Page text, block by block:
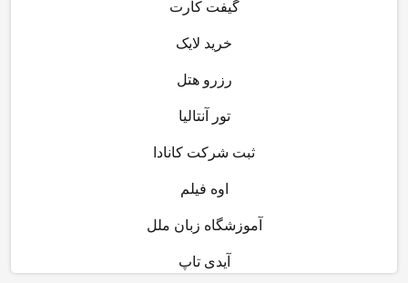
گیفت کارت
خرید لایک
رزرو هتل
تور آنتالیا
ثبت شرکت کانادا
اوه فیلم
آموزشگاه زبان ملل
آیدی تاپ